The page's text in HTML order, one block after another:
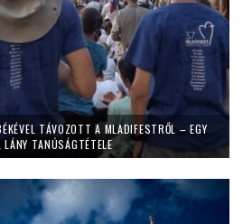
TÁVOZOTT A MLADIFESTRŐL – EGY
LÁNY TANÚSÁGTÉTELE